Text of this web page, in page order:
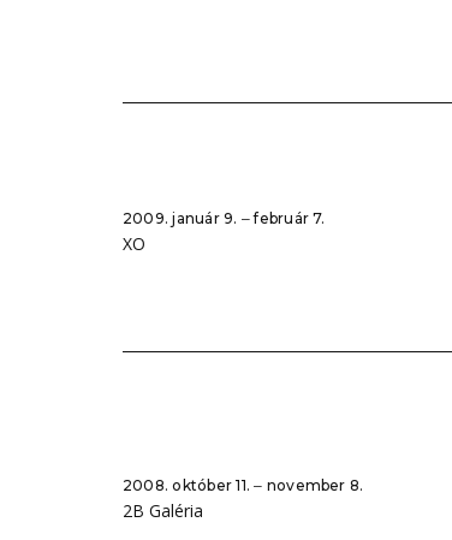
2009. január 9. ‒ február 7.
XO
2008. október 11. ‒ november 8.
2B Galéria